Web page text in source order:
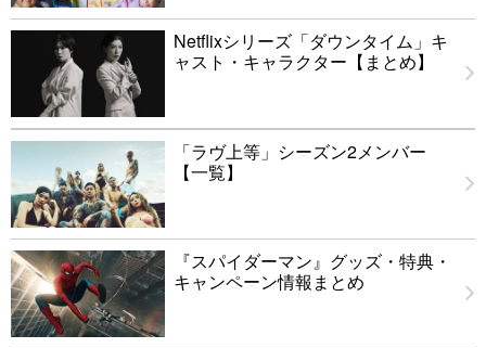
Netflixシリーズ「ダウンタイム」キ
ャスト・キャラクター【まとめ】
「ラヴ上等」シーズン2メンバー
【一覧】
『スパイダーマン』グッズ・特典・
キャンペーン情報まとめ